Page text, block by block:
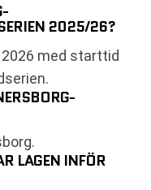
2025/26?
med starttid
LAGEN INFÖR